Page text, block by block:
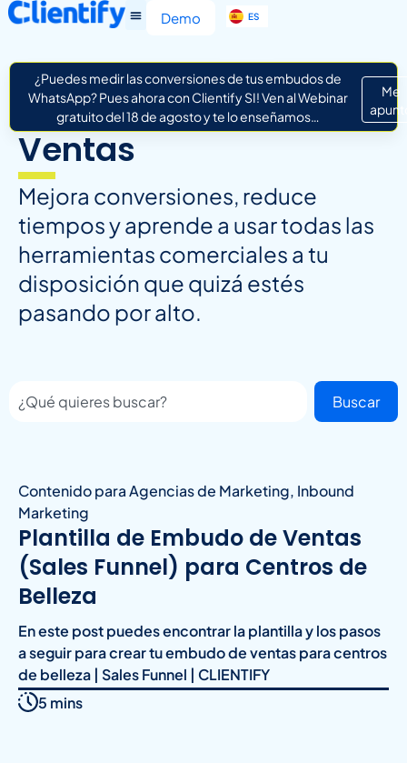
Demo ES
IT
¿Puedes medir las conversiones de tus embudos de
WhatsApp? Pues ahora con Clientify SI! Ven al Webinar
gratuito del 18 de agosto y te lo enseñamos…
Me
Ventas
Mejora conversiones, reduce
tiempos y aprende a usar todas las
herramientas comerciales a tu
disposición que quizá estés
pasando por alto.
Buscar
Contenido para Agencias de Marketing, Inbound
Marketing
Plantilla de Embudo de Ventas
(Sales Funnel) para Centros de
Belleza
En este post puedes encontrar la plantilla y los pasos
a seguir para crear tu embudo de ventas para centros
de belleza | Sales Funnel | CLIENTIFY
5 mins